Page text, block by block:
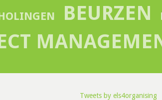
BEURZEN
Tweets by els4organising